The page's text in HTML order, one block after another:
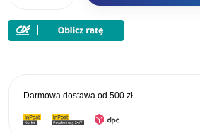
Błystka
Blaszka
TroffyDarmowa dostawa od 500 zł